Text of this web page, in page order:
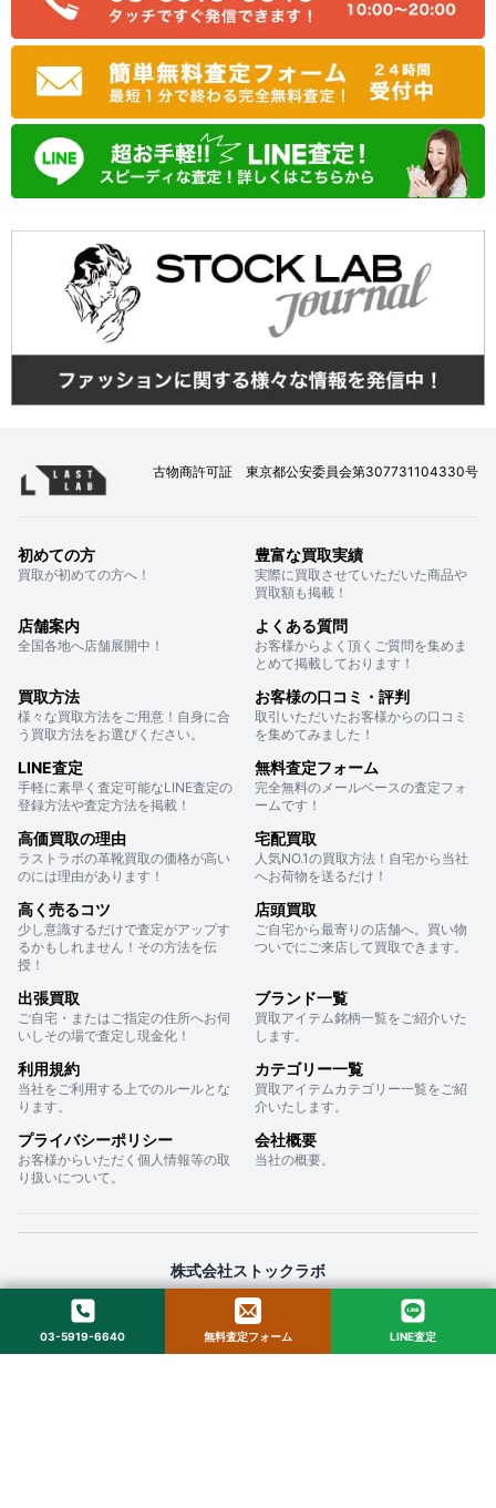
古物商許可証 東京都公安委員会第307731104330号
初めての方
買取が初めての方へ！
豊富な買取実績
実際に買取させていただいた商品や
買取額も掲載！
店舗案内
全国各地へ店舗展開中！
よくある質問
お客様からよく頂くご質問を集めま
とめて掲載しております！
買取方法
様々な買取方法をご用意！自身に合
う買取方法をお選びください。
お客様の口コミ・評判
取引いただいたお客様からの口コミ
を集めてみました！
LINE査定
手軽に素早く査定可能なLINE査定の
登録方法や査定方法を掲載！
無料査定フォーム
完全無料のメールベースの査定フォ
ームです！
高価買取の理由
ラストラボの革靴買取の価格が高い
のには理由があります！
宅配買取
人気NO.1の買取方法！自宅から当社
へお荷物を送るだけ！
高く売るコツ
少し意識するだけで査定がアップす
るかもしれません！その方法を伝
授！
店頭買取
ご自宅から最寄りの店舗へ。買い物
ついでにご来店して買取できます。
出張買取
ご自宅・またはご指定の住所へお伺
いしその場で査定し現金化！
ブランド一覧
買取アイテム銘柄一覧をご紹介いた
します。
利用規約
当社をご利用する上でのルールとな
ります。
カテゴリー一覧
買取アイテムカテゴリー一覧をご紹
介いたします。
プライバシーポリシー
お客様からいただく個人情報等の取
り扱いについて。
会社概要
当社の概要。
株式会社ストックラボ
〒160-0022 東京都新宿区新宿２丁目１２−１６ セントフォービル ２０３
© 2025 StockLab. All Rights Reserved.
03-5919-6640 無料査定フォーム LINE査定